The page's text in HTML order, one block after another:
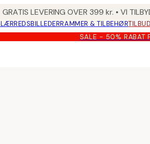
GRATIS LEVERING OVER 399 kr. • VI
LÆRREDSBILLEDERRAMMER & TILBEHØR
SALE - 50% RABAT